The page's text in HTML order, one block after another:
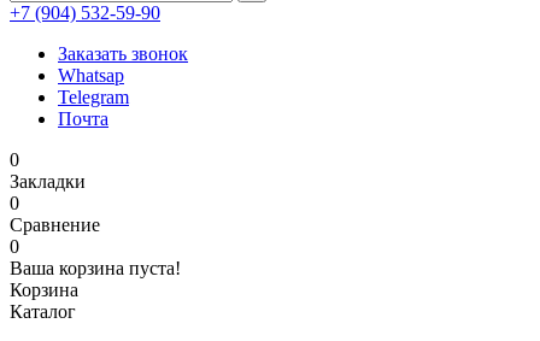
+7 (904) 532-59-90
Заказать звонок
Whatsap
Telegram
Почта
0
Закладки
0
Сравнение
0
Ваша корзина пуста!
Корзина
Каталог